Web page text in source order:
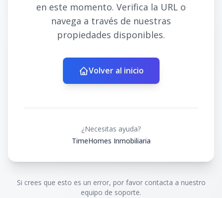
en este momento. Verifica la URL o
navega a través de nuestras
propiedades disponibles.
Volver al inicio
¿Necesitas ayuda?
TimeHomes Inmobiliaria
Si crees que esto es un error, por favor contacta a nuestro
equipo de soporte.